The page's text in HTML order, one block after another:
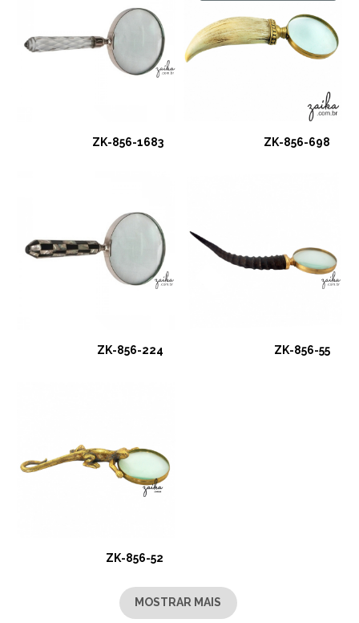
ZK-856-1683 ZK-856-698
ZK-856-224 ZK-856-55
ZK-856-52
MOSTRAR MAIS